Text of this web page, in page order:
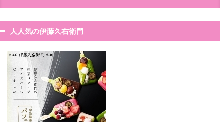
大人気の伊藤久右衛門